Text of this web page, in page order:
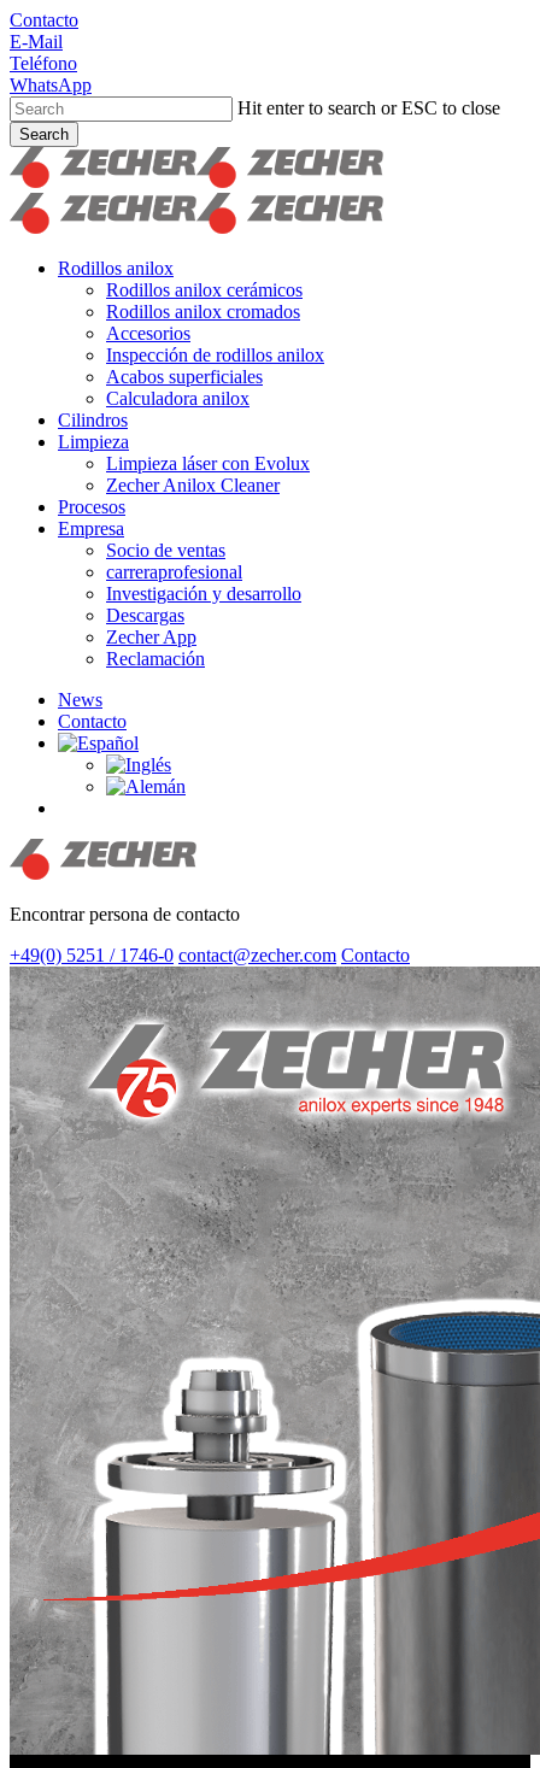
Skip
to
main
content
Contacto
E-Mail
Teléfono
WhatsApp
Hit enter to search or ESC to close
Search
Close
Search
search
Menu
Rodillos anilox
Rodillos anilox cerámicos
Rodillos anilox cromados
Accesorios
Inspección de rodillos anilox
Acabos superficiales
Calculadora anilox
Cilindros
Limpieza
Limpieza láser con Evolux
Zecher Anilox Cleaner
Procesos
Empresa
Socio de ventas
carreraprofesional
Investigación y desarrollo
Descargas
Zecher App
Reclamación
News
Contacto
Encontrar persona de contacto
+49(0) 5251 / 1746-0 contact@zecher.com Contacto